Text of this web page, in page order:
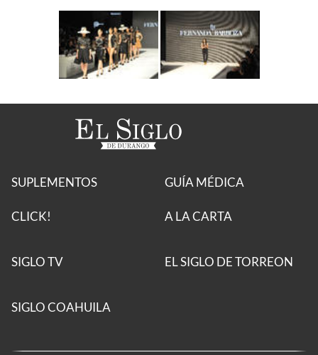
SUPLEMENTOS
CLICK!
GUÍA MÉDICA
A LA CARTA
SIGLO TV EL SIGLO DE TORREON
SIGLO COAHUILA